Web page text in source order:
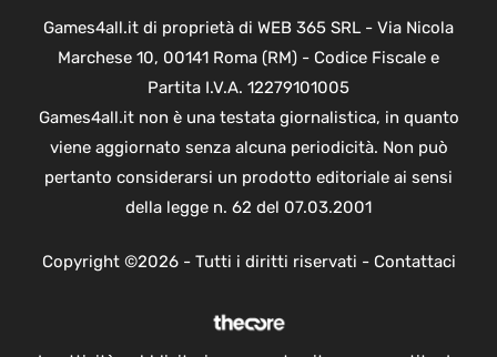
Games4all.it di proprietà di WEB 365 SRL - Via Nicola
Marchese 10, 00141 Roma (RM) - Codice Fiscale e
Partita I.V.A. 12279101005
Games4all.it non è una testata giornalistica, in quanto
viene aggiornato senza alcuna periodicità. Non può
pertanto considerarsi un prodotto editoriale ai sensi
della legge n. 62 del 07.03.2001
Copyright ©2026 - Tutti i diritti riservati - Contattaci